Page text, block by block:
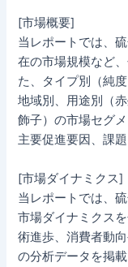
[市場概要]
当レポートでは、
在の市場規模など
た、タイプ別（純
地域別、用途別（
飾子）の市場セグ
主要促進要因、課
[市場ダイナミクス]
当レポートでは、
市場ダイナミクス
術進歩、消費者動
の分析データを掲